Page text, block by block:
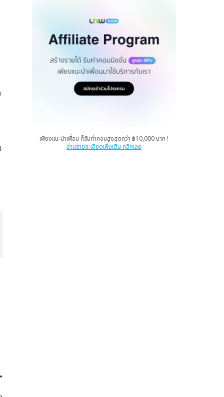
เพียงแนะนำเพื่อน ก็รับค่าคอมสูงสุดกว่า ฿10,000 บาท !
อ่านรายละเอียดเพิ่มเติม คลิกเลย